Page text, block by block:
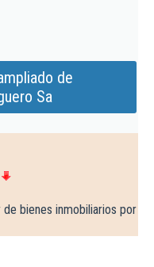
de
Sa
bienes inmobiliarios por